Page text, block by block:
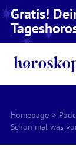
Gratis!
Homepage >
Schon mal was